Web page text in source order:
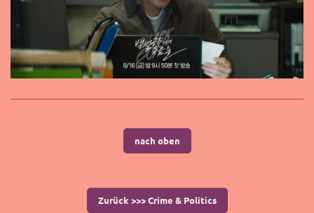
nach oben
Zurück >>> Crime & Politics